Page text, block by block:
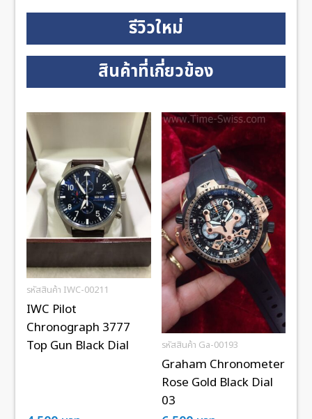
รีวิวใหม่
สินค้าที่เกี่ยวข้อง
รหัสสินค้า IWC-00211
IWC Pilot
Chronograph 3777
Top Gun Black Dial
รหัสสินค้า Ga-00193
Graham Chronometer
Rose Gold Black Dial
03